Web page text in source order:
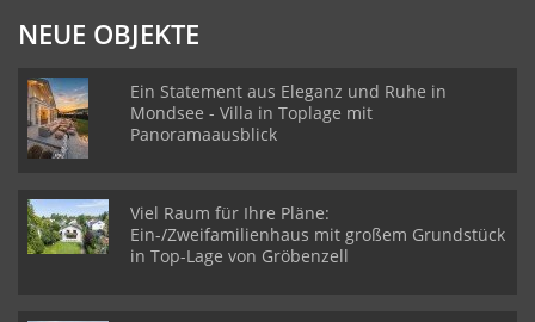
NEUE OBJEKTE
Ein Statement aus Eleganz und Ruhe in
Mondsee - Villa in Toplage mit
Panoramaausblick
Viel Raum für Ihre Pläne:
Ein-/Zweifamilienhaus mit großem Grundstück
in Top-Lage von Gröbenzell